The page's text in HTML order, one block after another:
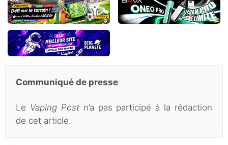
Communiqué de presse
Le Vaping Postn’a pas participé à la rédaction
de cet article.